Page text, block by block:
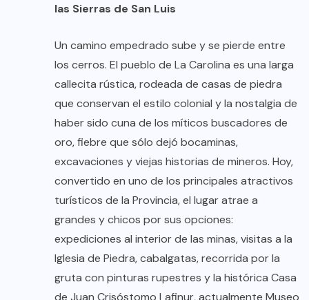
las Sierras de San Luis
Un camino empedrado sube y se pierde entre
los cerros. El pueblo de La Carolina es una larga
callecita rústica, rodeada de casas de piedra
que conservan el estilo colonial y la nostalgia de
haber sido cuna de los míticos buscadores de
oro, fiebre que sólo dejó bocaminas,
excavaciones y viejas historias de mineros. Hoy,
convertido en uno de los principales atractivos
turísticos de la Provincia, el lugar atrae a
grandes y chicos por sus opciones:
expediciones al interior de las minas, visitas a la
Iglesia de Piedra, cabalgatas, recorrida por la
gruta con pinturas rupestres y la histórica Casa
de Juan Crisóstomo Lafinur, actualmente Museo